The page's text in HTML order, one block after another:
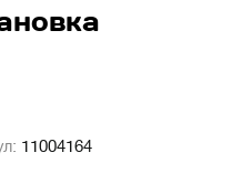
11004164